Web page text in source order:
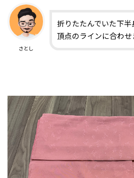
さとし
折りたたんでいた下
頂点のラインに合わせ